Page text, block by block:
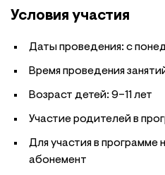
Условия участия
Даты проведения: с
Время проведения
Возраст детей: 9–11 лет
Участие родителей в
Для участия в
абонемент